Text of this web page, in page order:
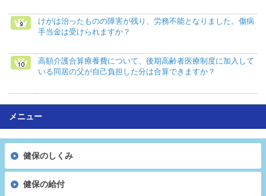
けがは治ったものの障害が残り、労務不能となりました。傷病
手当金は受けられますか？
高額介護合算療養費について、後期高齢者医療制度に加入して
いる同居の父が自己負担した分は合算できますか？
メニュー
健保のしくみ
健保の給付